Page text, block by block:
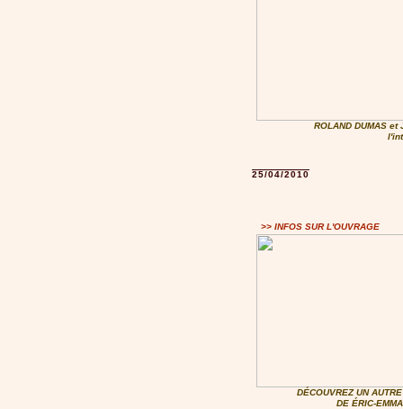
ROLAND DUMAS et
25/04/2010
>> INFOS SUR L'OUVRAGE
DÉCOUVREZ UN
DE ÉRIC-